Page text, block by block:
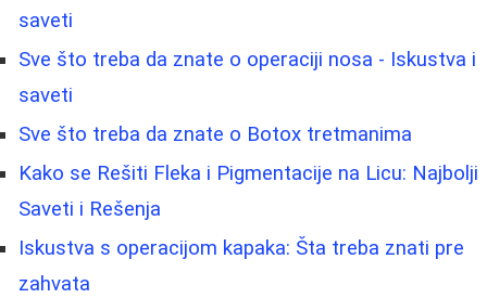
saveti
Sve što treba da znate o operaciji nosa - Iskustva i
saveti
Sve što treba da znate o Botox tretmanima
Kako se Rešiti Fleka i Pigmentacije na Licu: Najbolji
Saveti i Rešenja
Iskustva s operacijom kapaka: Šta treba znati pre
zahvata